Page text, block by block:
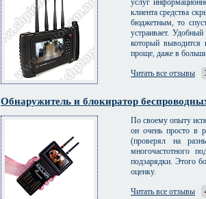
клиента средства
бюджетным, то
устраивает.
который выводится
проще, даже в
Читать все отзывы
Обнаружитель и блокиратор
По своему опыту
он очень просто в
(проверял на
многочастотного
подзарядки. Этого
оценку.
Читать все отзывы